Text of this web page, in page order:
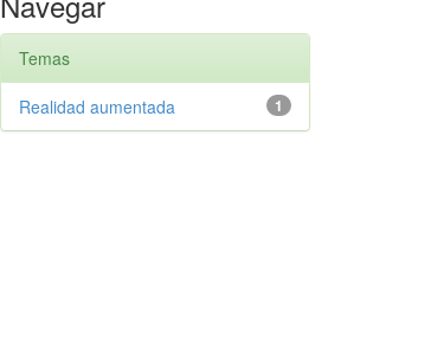
Temas
1
Realidad aumentada